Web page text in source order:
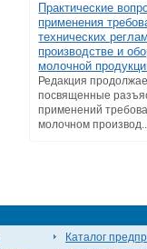
Практические
применения
технических
производстве и
молочной
Редакция
посвященные
применений
молочном
Каталог